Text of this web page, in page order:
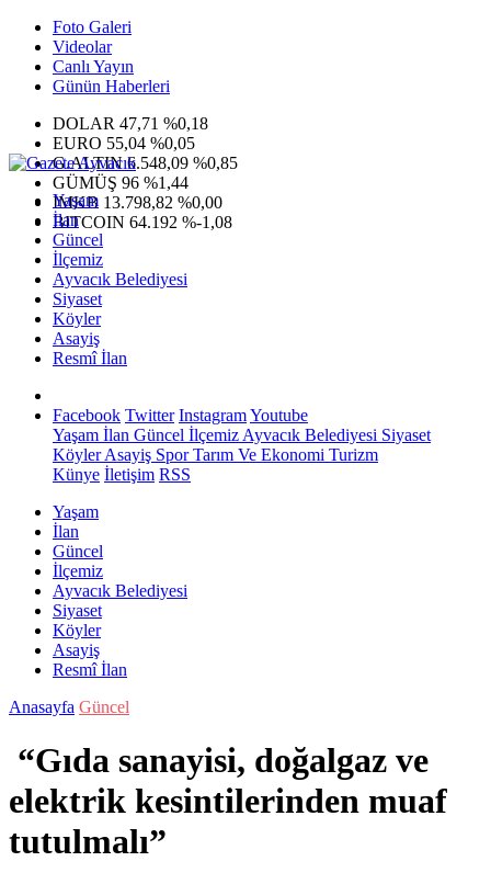
Foto Galeri
Videolar
Canlı Yayın
Günün Haberleri
DOLAR 47,71 %0,18
EURO 55,04 %0,05
G.ALTIN6.548,09 %0,85
GÜMÜŞ 96 %1,44
IMKB 13.798,82 %0,00
BITCOIN 64.192 %-1,08
Yaşam
İlan
Güncel
İlçemiz
Ayvacık Belediyesi
Siyaset
Köyler
Asayiş
Resmî İlan
Facebook Twitter InstagramYoutube
Yaşam İlan Güncel İlçemiz Ayvacık Belediyesi Siyaset
KöylerAsayiş SporTarım Ve Ekonomi Turizm
Künye İletişim RSS
Yaşam
İlan
Güncel
İlçemiz
Ayvacık Belediyesi
Siyaset
Köyler
Asayiş
Resmî İlan
Anasayfa Güncel
“Gıda sanayisi, doğalgaz ve
elektrik kesintilerinden muaf
tutulmalı”